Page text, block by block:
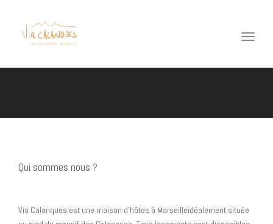
Qui sommes nous ?
Via Calanques est une maison d’hôtes à Marseilleidéalement située